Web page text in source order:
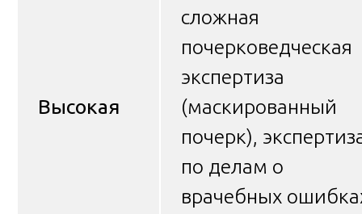
Высокая
сложная
почерковедческая
экспертиза
(маскированный
почерк),
по делам о
врачебных